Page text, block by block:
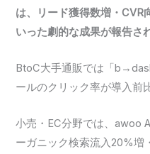
は、リード獲得数増・CVR
いった劇的な成果が報告さ
BtoC大手通販では「
ールのクリック率が導入前
小売・EC分野では、awoo
ーガニック検索流入20%増